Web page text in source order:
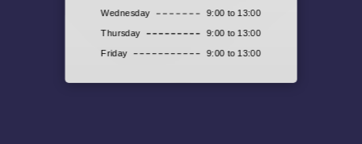
Wednesday
9:00 to 13:00
Thursday
9:00 to 13:00
Friday
9:00 to 13:00